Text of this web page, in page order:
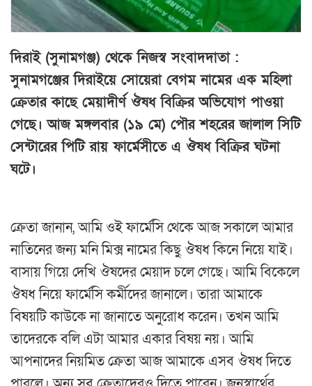
দিরাই (সুনামগঞ্জ) থেকে নিজস্ব সংবাদদাতা :
সুনামগঞ্জের দিরাইয়ে সোয়েরা বেগম নামের এক মহিলা
ক্রেতার কাছে মেয়াদীর্ণ ঔষধ বিক্রির অভিযোগ পাওয়া
গেছে। আজ মঙ্গলবার (১৯ মে) পৌর শহরের জালাল সিটি
সেন্টারের পিটি রায় ফার্মেসীতে এ ঔষধ বিক্রির ঘটনা
ঘটে।
ক্রেতা জানান, আমি ওই ফার্মেসি থেকে আজ সকালে আমার
নাতিনের জন্য মনি মিক্স নামের কিছু ঔষধ কিনে নিয়ে যাই।
বাসায় গিয়ে দেখি ঔষদের মেয়াদ চলে গেছে। আমি বিকেলে
ঔষধ নিয়ে ফার্মেসি কর্মীদের জানালে। তারা আমাকে
বিষয়টি কাউকে না জানাতে অনুরোধ করেন। তখন আমি
তাদেরকে বলি এটা আমার একার বিষয় নয়। আমি
আপনাদের নিয়মিত ক্রেতা আজ আমাকে এসব ঔষধ দিতে